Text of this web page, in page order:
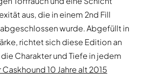
aus, die in einem 2nd Fill
wurde. Abgefüllt in
richtet sich diese Edition an
Charakter und Tiefe in jedem
Caskhound 10 Jahre alt 2015